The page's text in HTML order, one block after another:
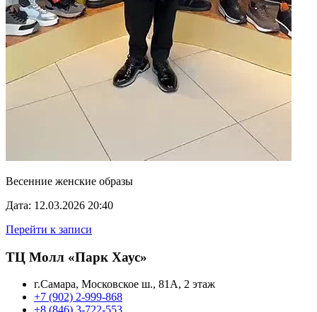
Весенние женские образы
Дата: 12.03.2026 20:40
Перейти к записи
ТЦ Молл «Парк Хаус»
г.Самара, Московское ш., 81А, 2 этаж
+7 (902) 2-999-868